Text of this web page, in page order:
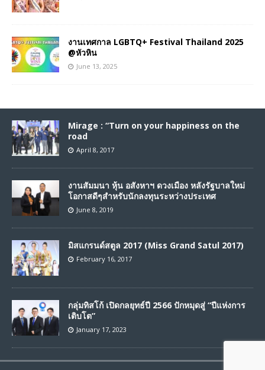
งานเทศกาล LGBTQ+ Festival Thailand 2025
@หัวหิน
June 13, 2025
Mirage : “Turn on your happiness on the
road
April 8, 2017
งานสัมมนา หุ้น อสังหาฯ ดวงเมือง หลังรัฐบาลใหม่
โอกาสดีๆสำหรับนักลงทุนระหว่างประเทศ
June 8, 2019
มิสแกรนด์สตูล 2017 (Miss Grand Satul 2017)
February 16, 2017
กลุ่มทิสโก้ เปิดกลยุทธ์ปี 2566 ปักหมุดสู่ “ปีแห่งการ
เติบโต”
January 17, 2023